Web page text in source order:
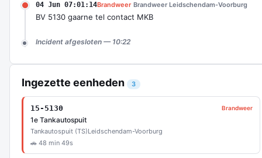
04 Jun 07:01:14Brandweer Brandweer Leidschendam-Voorburg
BV 5130 gaarne tel contact MKB
Incident afgesloten — 10:22
Ingezette eenheden 3
15-5130 Brandweer
1e Tankautospuit
Tankautospuit (TS)Leidschendam-Voorburg
🚗 48 min 49s